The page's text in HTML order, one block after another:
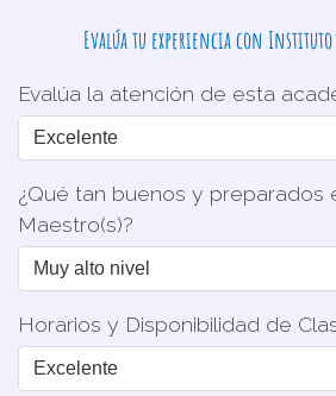
Evalúa tu experiencia con Instituto
Evalúa la atención de esta
¿Qué tan buenos y preparados
Maestro(s)?
Horarios y Disponibilidad de